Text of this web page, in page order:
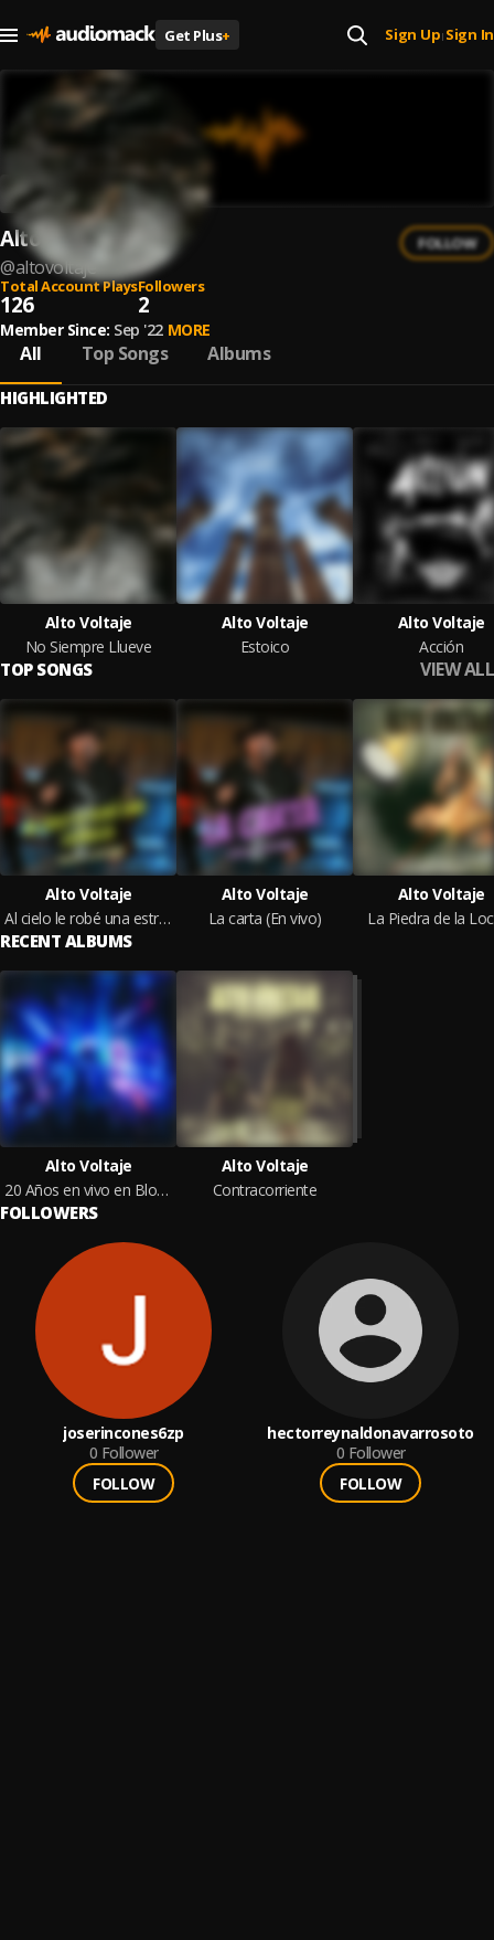
Get Plus+ Sign Up| Sign In
Alto Voltaje
@altovoltaje
FOLLOW
Total Account Plays
126
Followers
2
Member Since: Sep '22 MORE
All Top Songs Albums
HIGHLIGHTED
Alto Voltaje
No Siempre Llueve
Alto Voltaje
Estoico
Alto Voltaje
Acción
TOP SONGS VIEW ALL
Alto Voltaje
Al cielo le robé una estrella (En vivo)
Alto Voltaje
La carta (En vivo)
Alto Voltaje
La Piedra de la
RECENT ALBUMS
Alto Voltaje
20 Años en vivo en Blondie
Alto Voltaje
Contracorriente
FOLLOWERS
joserincones6zp
0 Follower
FOLLOW
hectorreynaldonavarrosoto
0 Follower
FOLLOW